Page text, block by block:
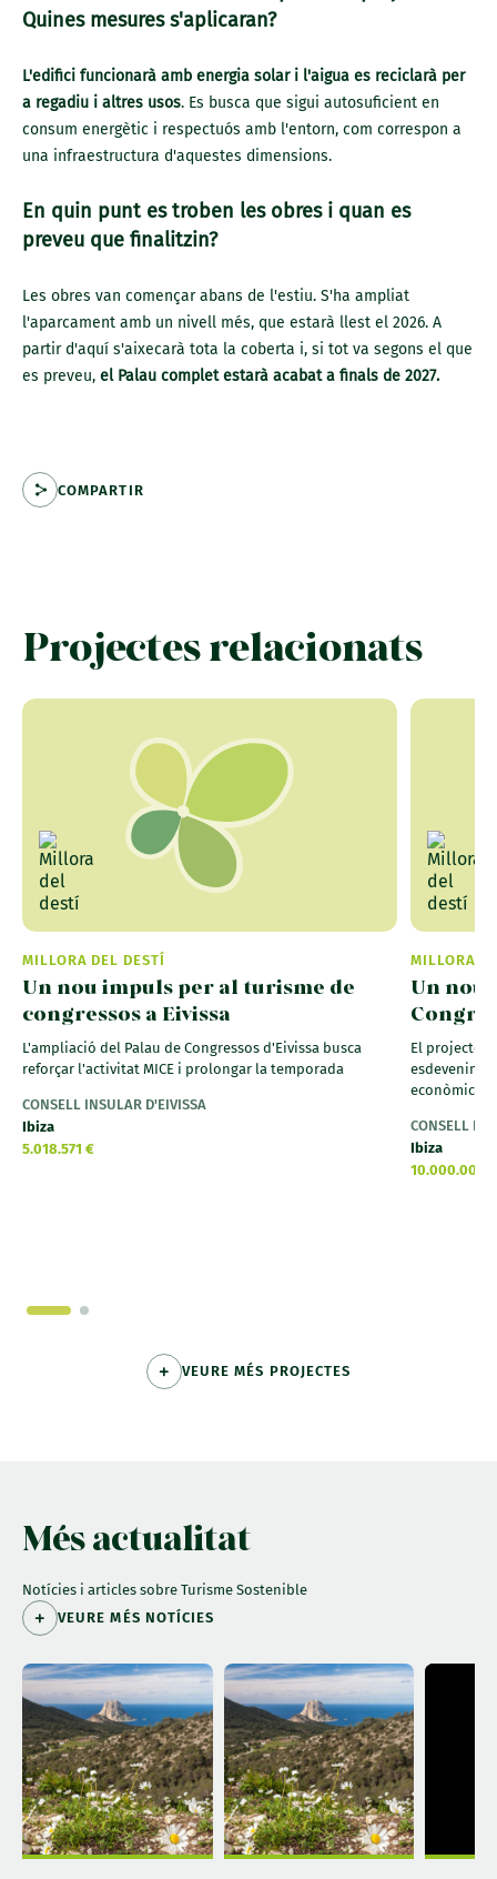
Quines mesures s'aplicaran?
L'edifici funcionarà amb energia solar i l'aigua es reciclarà per
a regadiu i altres usos. Es busca que sigui autosuficient en
consum energètic i respectuós amb l'entorn, com correspon a
una infraestructura d'aquestes dimensions.
En quin punt es troben les obres i quan es
preveu que finalitzin?
Les obres van començar abans de l'estiu. S'ha ampliat
l'aparcament amb un nivell més, que estarà llest el 2026. A
partir d'aquí s'aixecarà tota la coberta i, si tot va segons el que
es preveu, el Palau complet estarà acabat a finals de 2027.
COMPARTIR
Projectes relacionats
MILLORA DEL DESTÍ
Un nou impuls per al turisme de
congressos a Eivissa
L'ampliació del Palau de Congressos d'Eivissa busca
reforçar l'activitat MICE i prolongar la temporada
CONSELL INSULAR D'EIVISSA
Ibiza
5.018.571 €
MILLORA
Un nou
El projecte
econòmic i
CONSELL
Ibiza
10.000.000 €
VEURE MÉS PROJECTES
Més actualitat
Notícies i articles sobre Turisme Sostenible
VEURE MÉS NOTÍCIES